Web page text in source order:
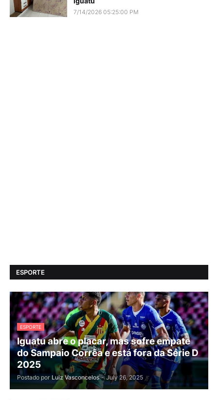
7/14/2026 05:25:00 PM
ESPORTE
ESPORTE
Iguatu abre o placar, mas sofre empate
do Sampaio Corrêa e está fora da Série D
2025
Postado por Luiz Vasconcelos - July 26, 2025